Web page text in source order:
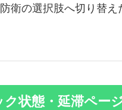
衛の選択肢へ切り替え
ク状態・延滞ペー